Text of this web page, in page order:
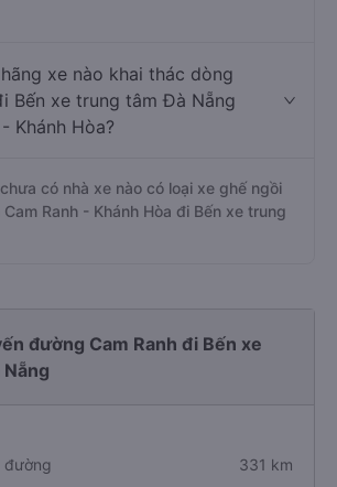
xe nào khai thác dòng
Bến xe trung tâm Đà Nẵng
Khánh Hòa?
có nhà xe nào có loại xe ghế ngồi
Ranh - Khánh Hòa đi Bến xe trung
đường Cam Ranh đi Bến xe
đường 331 km